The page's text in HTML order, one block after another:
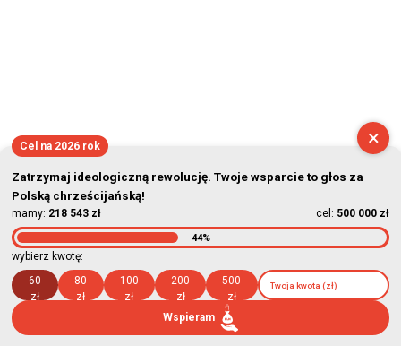
×
Cel na 2026 rok
Zatrzymaj ideologiczną rewolucję. Twoje wsparcie to głos za
Polską chrześcijańską!
mamy: 218 543 zł cel: 500 000 zł
44%
wybierz kwotę:
60
zł
80
zł
100
zł
200
zł
500
zł
Wspieram